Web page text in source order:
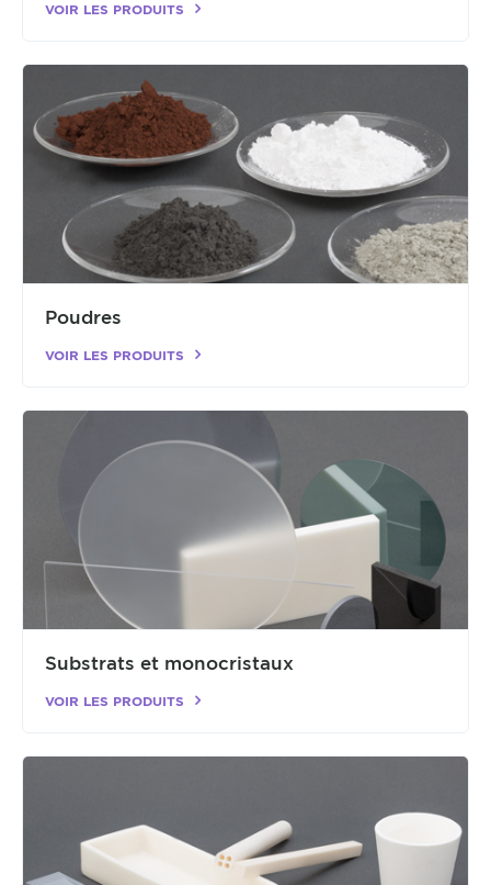
VOIR LES PRODUITS
Poudres
VOIR LES PRODUITS
Substrats et monocristaux
VOIR LES PRODUITS